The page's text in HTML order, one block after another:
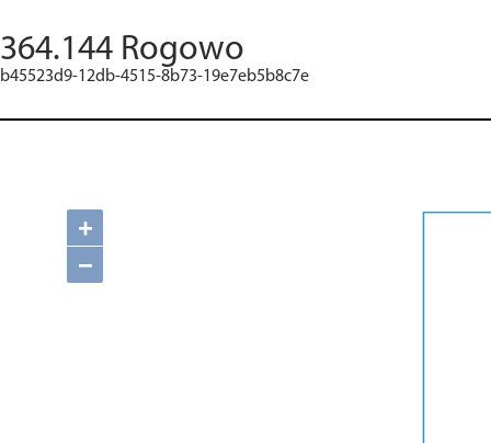
364.144 Rogowo
b45523d9-12db-4515-8b73-19e7eb5b8c7e
+
−